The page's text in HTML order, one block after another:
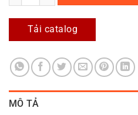
Tải catalog
MÔ TẢ